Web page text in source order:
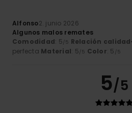
Alfonso2. junio 2026
Algunos malos remates
Comodidad: 5/5 Relación
perfecta Material: 5/5 Color: 5 /5
5/5